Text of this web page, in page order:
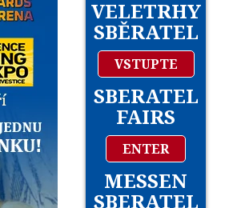
VELETRHY
SBĚRATEL
VSTUPTE
SBERATEL
FAIRS
ENTER
MESSEN
SBERATEL